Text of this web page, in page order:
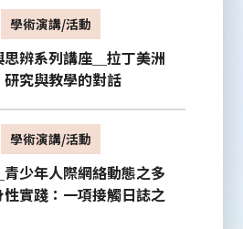
學術演講/活動
辨系列講座＿拉丁美洲
究與教學的對話
學術演講/活動
少年人際網絡動態之多
實踐：一項接觸日誌之